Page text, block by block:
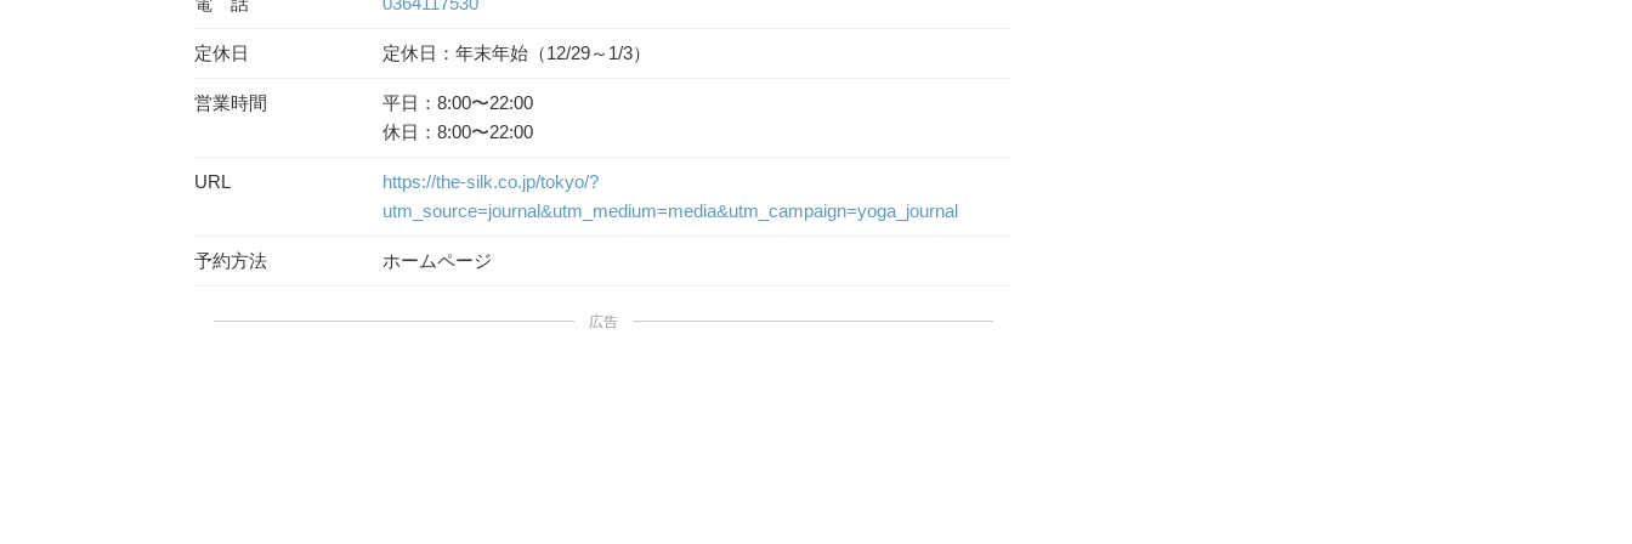
定休日 定休日：年末年始（12/29～1/3）
営業時間
平日：8:00〜22:00
休日：8:00〜22:00
URL
https://the-silk.co.jp/tokyo/?
utm_source=journal&utm_medium=media&utm_campaign=yoga_journal
予約方法 ホームページ
広告